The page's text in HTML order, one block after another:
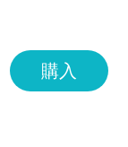
購入